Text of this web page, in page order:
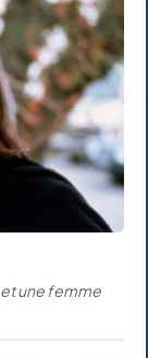
une femme